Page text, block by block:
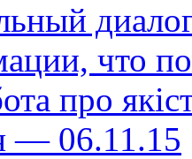
что
про
— 06.11.15